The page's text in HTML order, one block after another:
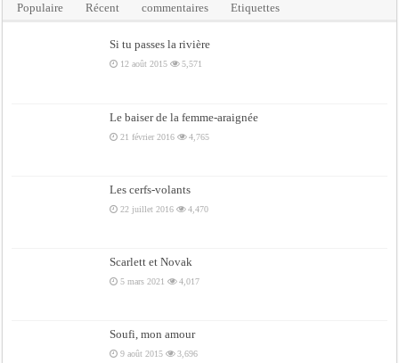
Populaire Récent commentaires Etiquettes
Si tu passes la rivière
12 août 2015 5,571
Le baiser de la femme-araignée
21 février 2016 4,765
Les cerfs-volants
22 juillet 2016 4,470
Scarlett et Novak
5 mars 2021 4,017
Soufi, mon amour
9 août 2015 3,696